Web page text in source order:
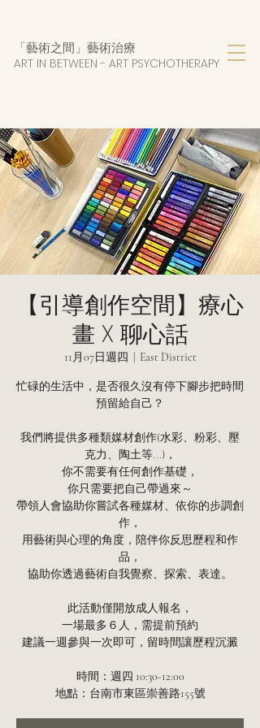
「藝術之間」藝術治療
ART IN BETWEEN - ART PSYCHOTHERAPY
【引導創作空間】療心
畫 X 聊心話
11月07日週四 East District
忙碌的生活中，是否很久沒有停下腳步把時間
預留給自己？
我們將提供多種類媒材創作(水彩、粉彩、壓
克力、陶土等...)，
你不需要有任何創作基礎，
你只需要把自己帶過來～
帶領人會協助你嘗試各種媒材、依你的步調創
作，
用藝術與心理的角度，陪伴你反思歷程和作
品，
協助你透過藝術自我覺察、探索、表達。
此活動僅開放成人報名，
一場最多６人，需提前預約
建議一週參與一次即可，留時間讓歷程沉澱
時間：週四 10:30-12:00
地點：台南市東區崇善路155號